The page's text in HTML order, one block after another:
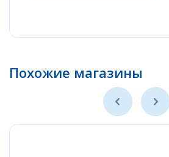
Похожие магазины